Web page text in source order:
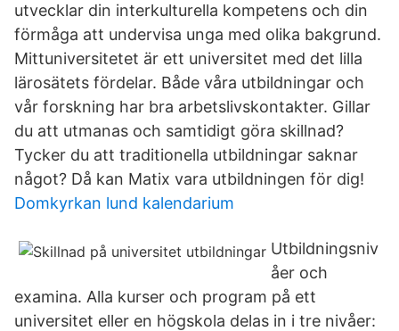
utvecklar din interkulturella kompetens och din
förmåga att undervisa unga med olika bakgrund.
Mittuniversitetet är ett universitet med det lilla
lärosätets fördelar. Både våra utbildningar och
vår forskning har bra arbetslivskontakter. Gillar
du att utmanas och samtidigt göra skillnad?
Tycker du att traditionella utbildningar saknar
något? Då kan Matix vara utbildningen för dig!
Domkyrkan lund kalendarium
Utbildningsniv
åer och
examina. Alla kurser och program på ett
universitet eller en högskola delas in i tre nivåer: